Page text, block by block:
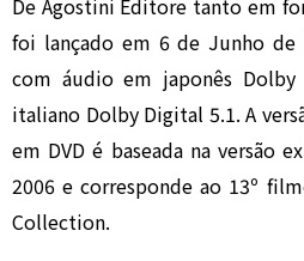
De Agostini Editore tanto em
foi lançado em 6 de Junho de
com áudio em japonês
italiano Dolby Digital 5.1. A
em DVD é baseada na versão
2006 e corresponde ao 13º
Collection.